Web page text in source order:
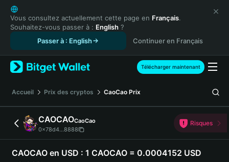
English
日本語
Tiếng Việt
Español (Latinoamérica)
Türkçe
Français
Deutsch
简体中文
繁體中文
Português (Portugal)
Bahasa Indonesia
Vous consultez actuellement cette page en Français.
Souhaitez-vous passer à : English ?
Passer à : English
Continuer en Français
Télécharger maintenant
Accueil Prix des cryptos CaoCao Prix
CAOCAOCaoCao
0x78d4...8888
Risques
CAOCAO en USD : 1 CAOCAO = 0.0004152 USD